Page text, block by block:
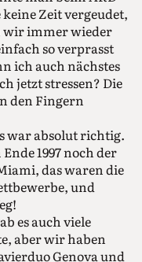
Zeit vergeudet,
wir immer wieder
so verprasst
ich auch nächstes
jetzt stressen? Die
den Fingern
war absolut richtig.
1997 noch der
das waren die
und
es auch viele
aber wir haben
Genova und